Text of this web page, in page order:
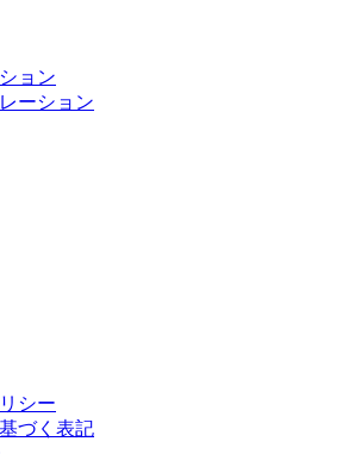
ョン
ーション
シー
づく表記